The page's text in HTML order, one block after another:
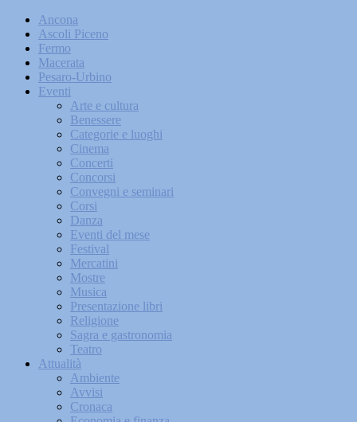
Ancona
Ascoli Piceno
Fermo
Macerata
Pesaro-Urbino
Eventi
Arte e cultura
Benessere
Categorie e luoghi
Cinema
Concerti
Concorsi
Convegni e seminari
Corsi
Danza
Eventi del mese
Festival
Mercatini
Mostre
Musica
Presentazione libri
Religione
Sagra e gastronomia
Teatro
Attualità
Ambiente
Avvisi
Cronaca